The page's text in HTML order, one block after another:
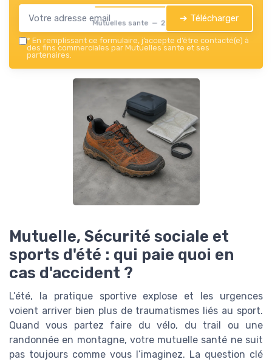
Mutuelles sante — 2026 ➔ Télécharger
* En remplissant ce formulaire, j’accepte d’être contacté(e) à
des fins commerciales par Mutuelles sante et ses
partenaires.
Mutuelle, Sécurité sociale et
sports d'été : qui paie quoi en
cas d'accident ?
L’été, la pratique sportive explose et les urgences
voient arriver bien plus de traumatismes liés au sport.
Quand vous partez faire du vélo, du trail ou une
randonnée en montagne, votre mutuelle santé ne suit
pas toujours comme vous l’imaginez. La question clé